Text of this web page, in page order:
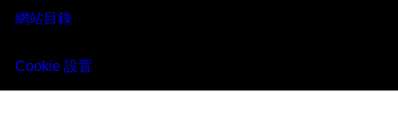
網站目錄
Cookie 設置